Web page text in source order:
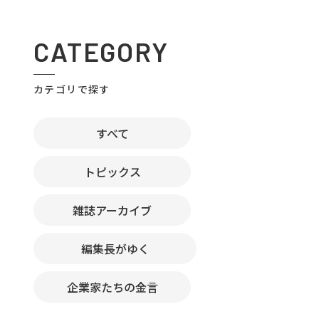
CATEGORY
カテゴリで探す
すべて
トピックス
雑誌アーカイブ
編集長がゆく
企業家たちの金言